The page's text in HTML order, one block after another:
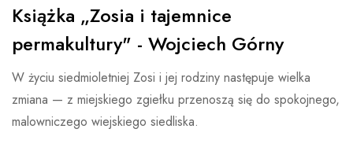
Książka „Zosia i tajemnice
permakultury" - Wojciech Górny
W życiu siedmioletniej Zosi i jej rodziny następuje wielka
zmiana — z miejskiego zgiełku przenoszą się do spokojnego,
malowniczego wiejskiego siedliska.